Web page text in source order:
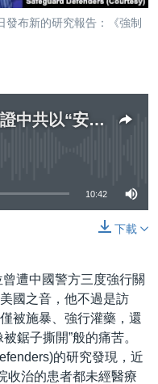
發布新的研究報告：《強制
世界精神衛生日受害者再證中共以“安康”為名實施恐懼統治
10:42
下載
遭中國警方三度強行關
國之音，他不過是訪
被施暴、強行灌藥，還
鋸子撕開”般的痛苦。
的研究發現，近
收治的患者都未經醫療